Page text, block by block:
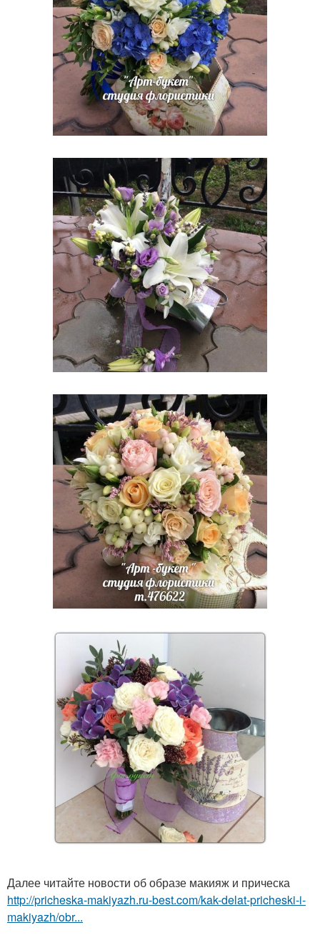
Далее читайте новости об образе макияж и прическа
http://pricheska-makiyazh.ru-best.com/kak-delat-pricheski-i-
makiyazh/obr...